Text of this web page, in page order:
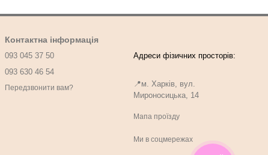
Контактна інформація
093 045 37 50
093 630 46 54
Передзвонити вам?
📍м. Харків, вул.
Мироносицька, 14
Мапа проїзду
Ми в соцмережах